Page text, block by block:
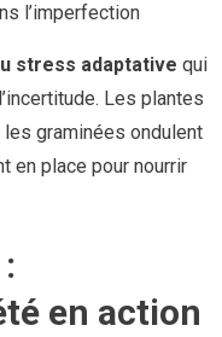
l’imperfection
stress adaptative qui
Les plantes
graminées ondulent
en place pour nourrir
en action